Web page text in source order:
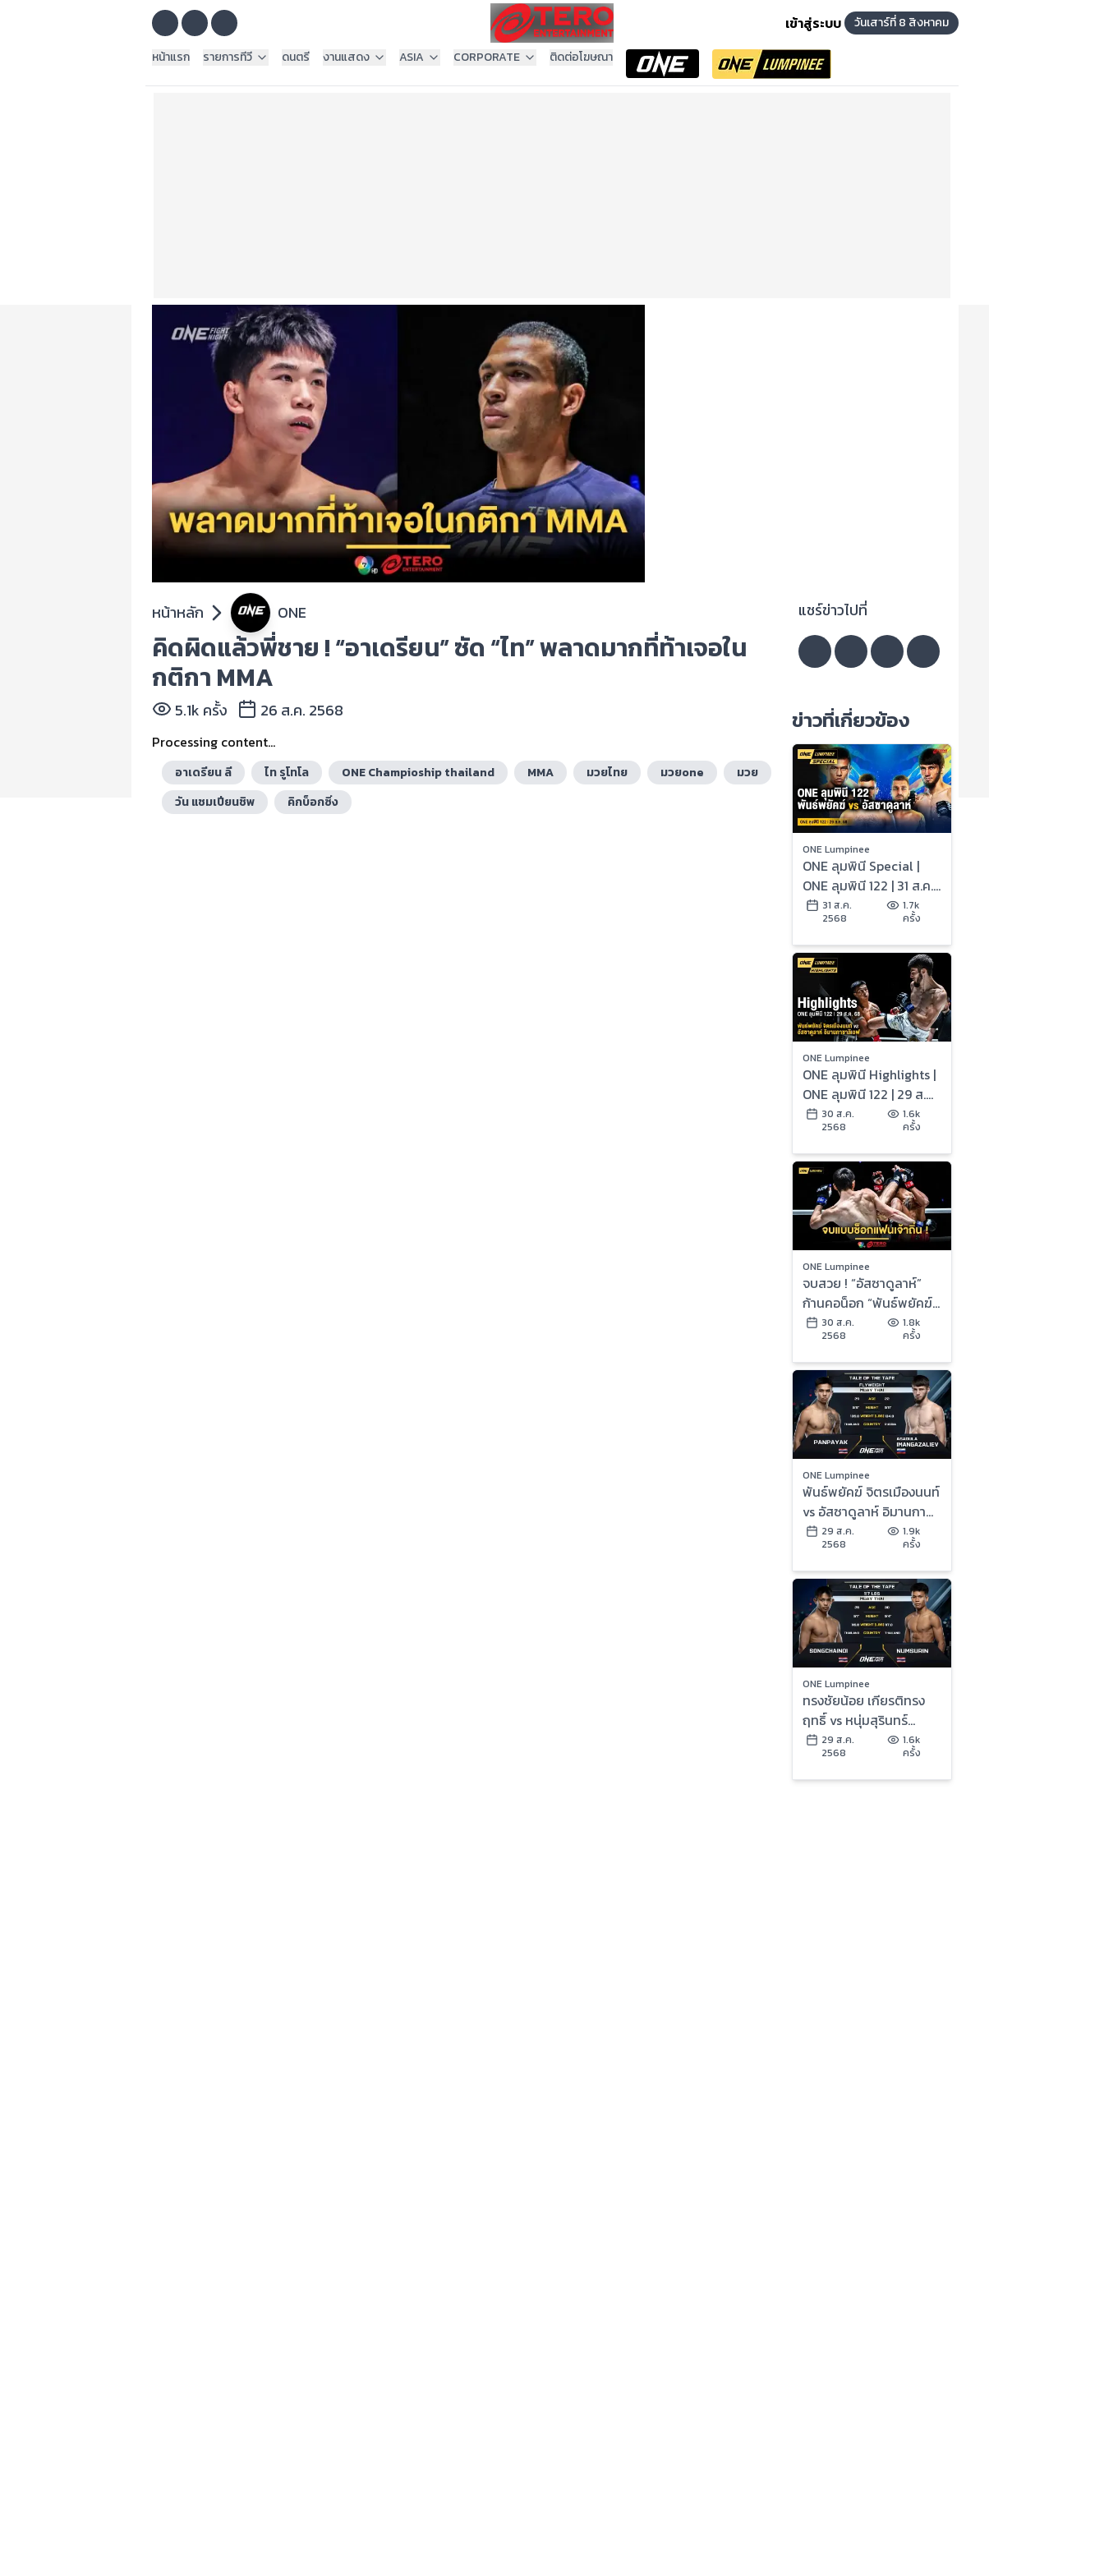
เข้าสู่ระบบ
วันเสาร์ที่ 8 สิงหาคม
หน้าแรก
รายการทีวี ดนตรี งานแสดง ASIA CORPORATE ติดต่อโฆษณา
หน้าหลัก ONE
คิดผิดแล้วพี่ชาย ! “อาเดรียน” ซัด “ไท” พลาดมากที่ท้าเจอใน
กติกา MMA
5.1k ครั้ง 26 ส.ค. 2568
Processing content...
อาเดรียน ลี ไท รูโทโล ONE Champioship thailand MMA มวยไทย มวยone
มวย
วัน แชมเปียนชิพ
คิกบ็อกซิ่ง
แชร์ข่าวไปที่
ข่าวที่เกี่ยวข้อง
ONE Lumpinee
ONE ลุมพินี Special |
ONE ลุมพินี 122 | 31 ส.ค.
2568 | Ch7HD
31 ส.ค.
2568
1.7k
ครั้ง
ONE Lumpinee
ONE ลุมพินี Highlights |
ONE ลุมพินี 122 | 29 ส.ค.
2568 | Ch7HD
30 ส.ค.
2568
1.6k
ครั้ง
ONE Lumpinee
จบสวย ! “อัสซาดูลาห์”
ก้านคอน็อก “พันธ์พยัคฆ์”
คว้าสัญญา ONE ในศึก
ONE ลุมพินี 122
30 ส.ค.
2568
1.8k
ครั้ง
ONE Lumpinee
พันธ์พยัคฆ์ จิตรเมืองนนท์
vs อัสซาดูลาห์ อิมานกาซา
ลิเอฟ | ONE ลุมพินี 122 |
29 ส.ค. 2568 | Ch7HD
29 ส.ค.
2568
1.9k
ครั้ง
ONE Lumpinee
ทรงชัยน้อย เกียรติทรง
ฤทธิ์ vs หนุ่มสุรินทร์
ช.เกตุวีณา | ONE ลุมพินี
122 | 29 ส.ค. 2568 |
Ch7HD
29 ส.ค.
2568
1.6k
ครั้ง